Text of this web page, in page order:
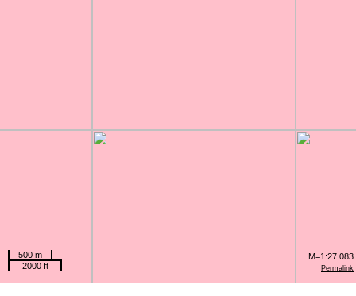
Permalink
500 m
2000 ft
M=1:27 083